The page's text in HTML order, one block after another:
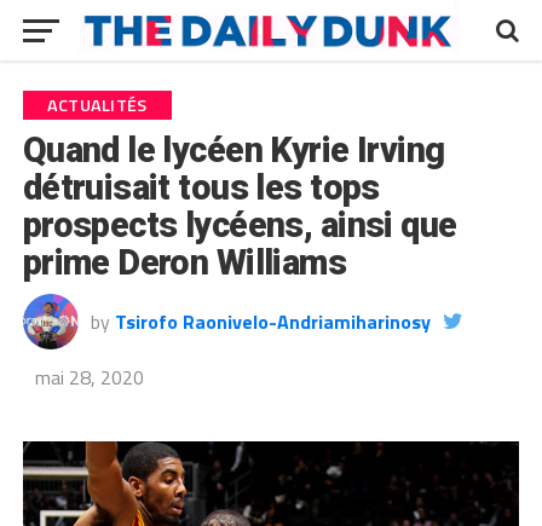
ACTUALITÉS
Quand le lycéen Kyrie Irving
détruisait tous les tops
prospects lycéens, ainsi que
prime Deron Williams
by Tsirofo Raonivelo-Andriamiharinosy
mai 28, 2020